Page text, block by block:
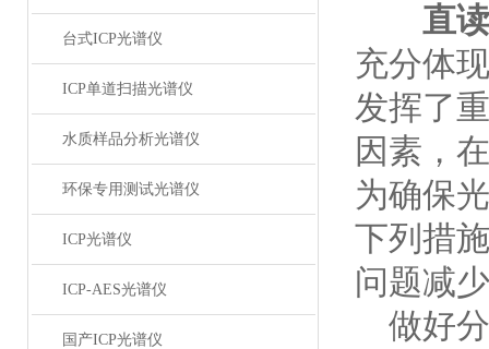
台式ICP光谱仪
ICP单道扫描光谱仪
水质样品分析光谱仪
环保专用测试光谱仪
ICP光谱仪
ICP-AES光谱仪
国产ICP光谱仪
直
充分体
发挥了
因素，
为确保
下列措
问题减
做好分